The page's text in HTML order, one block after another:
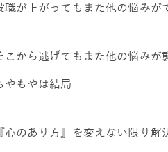
職が上がってもまた他の悩みが
こから逃げてもまた他の悩みが
やもやは結局
『心のあり方』を変えない限り解